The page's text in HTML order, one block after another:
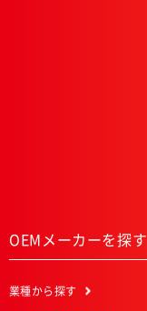
OEMメーカーを探す
業種から探す